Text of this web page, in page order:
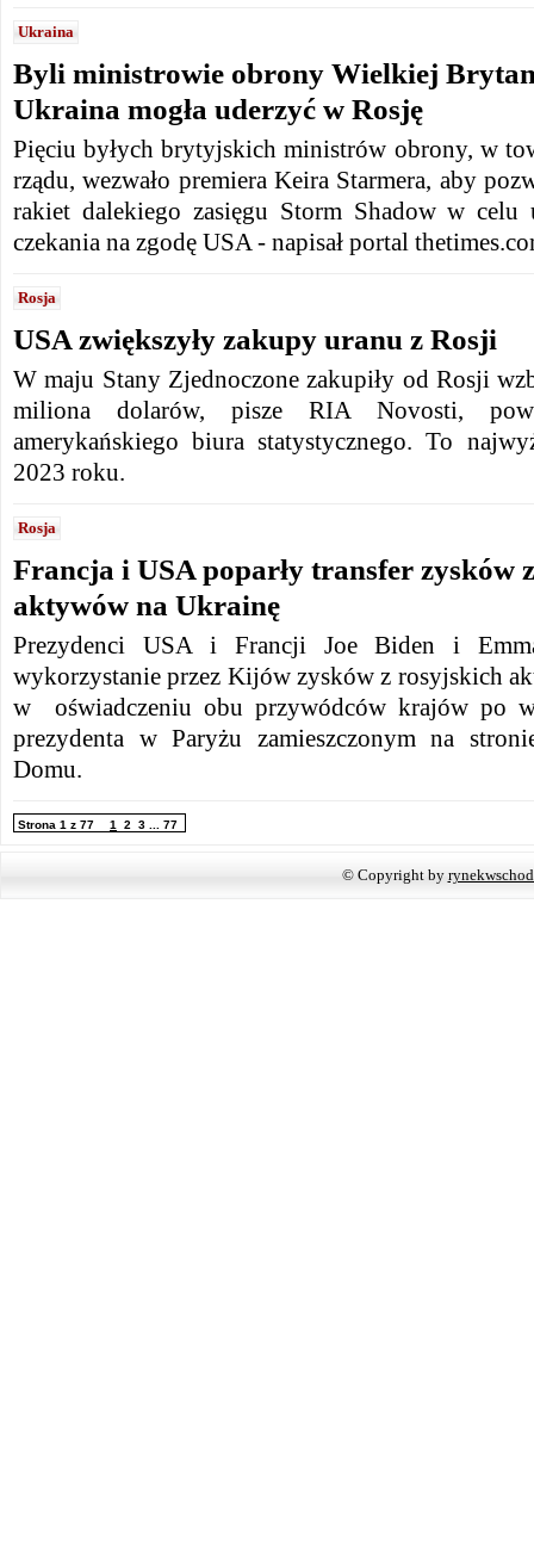
Ukraina
Byli ministrowie obrony Wielkiej
Ukraina mogła uderzyć w Rosję
Pięciu byłych brytyjskich ministrów obrony, w
rządu, wezwało premiera Keira Starmera, aby
rakiet dalekiego zasięgu Storm Shadow w celu
czekania na zgodę USA - napisał portal
Rosja
USA zwiększyły zakupy uranu z Rosji
W maju Stany Zjednoczone zakupiły od Rosji
miliona dolarów, pisze RIA Novosti,
amerykańskiego biura statystycznego. To
2023 roku.
Rosja
Francja i USA poparły transfer zysków
aktywów na Ukrainę
Prezydenci USA i Francji Joe Biden i
wykorzystanie przez Kijów zysków z rosyjskich
w oświadczeniu obu przywódców krajów po
prezydenta w Paryżu zamieszczonym na
Domu.
Strona 1 z 77 1 2 3 77
© Copyright by